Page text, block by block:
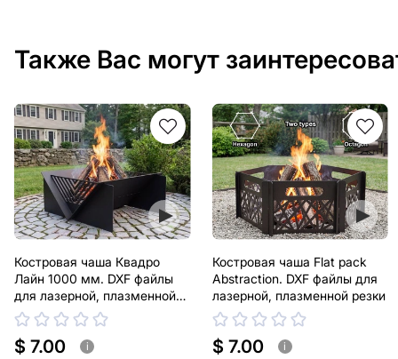
Также Вас могут
Костровая чаша Квадро
Лайн 1000 мм. DXF файлы
для лазерной, плазменной
резки
$ 7.00 i
Костровая чаша Flat pack
Abstraction. DXF файлы для
лазерной, плазменной резки
$ 7.00 i